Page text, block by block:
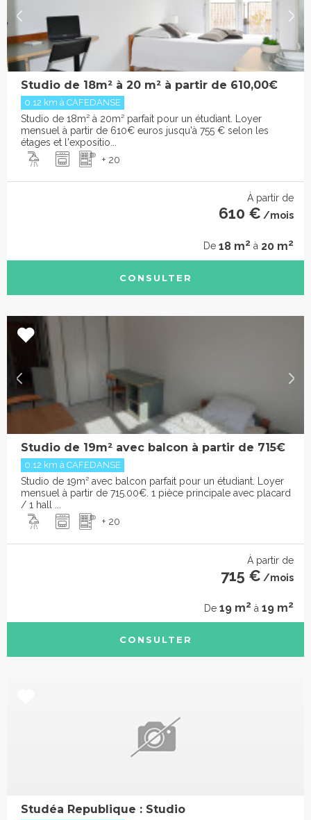
Studio de 18m² à 20 m² à partir de 610,00€
0.12 km à CAFEDANSE
Studio de 18m² à 20m² parfait pour un étudiant. Loyer
mensuel à partir de 610€ euros jusqu'à 755 € selon les
étages et l'expositio...
+ 20
À partir de
610 € /mois
De 18 m2 à 20 m2
CONSULTER
Studio de 19m² avec balcon à partir de 715€
0.12 km à CAFEDANSE
Studio de 19m² avec balcon parfait pour un étudiant. Loyer
mensuel à partir de 715.00€. 1 pièce principale avec placard
/ 1 hall ...
+ 20
À partir de
715 € /mois
De 19 m2 à 19 m2
CONSULTER
Studéa Republique : Studio